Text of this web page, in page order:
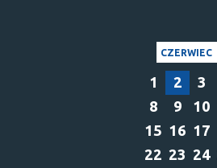
CZERWIEC
1 2 3
8
9 10
15 16 17
22 23 24